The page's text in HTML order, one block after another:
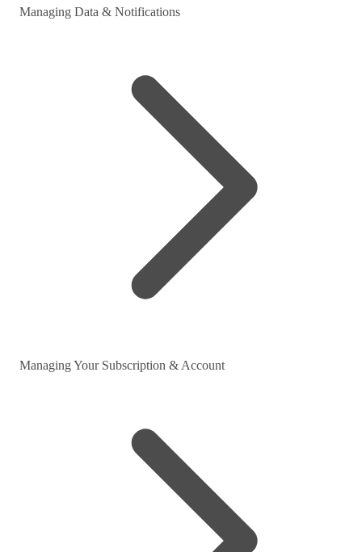
Managing Data & Notifications
Managing Your Subscription & Account